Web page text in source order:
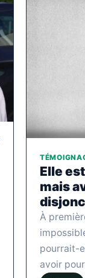
Elle
mais
À
pourrait-
avoir